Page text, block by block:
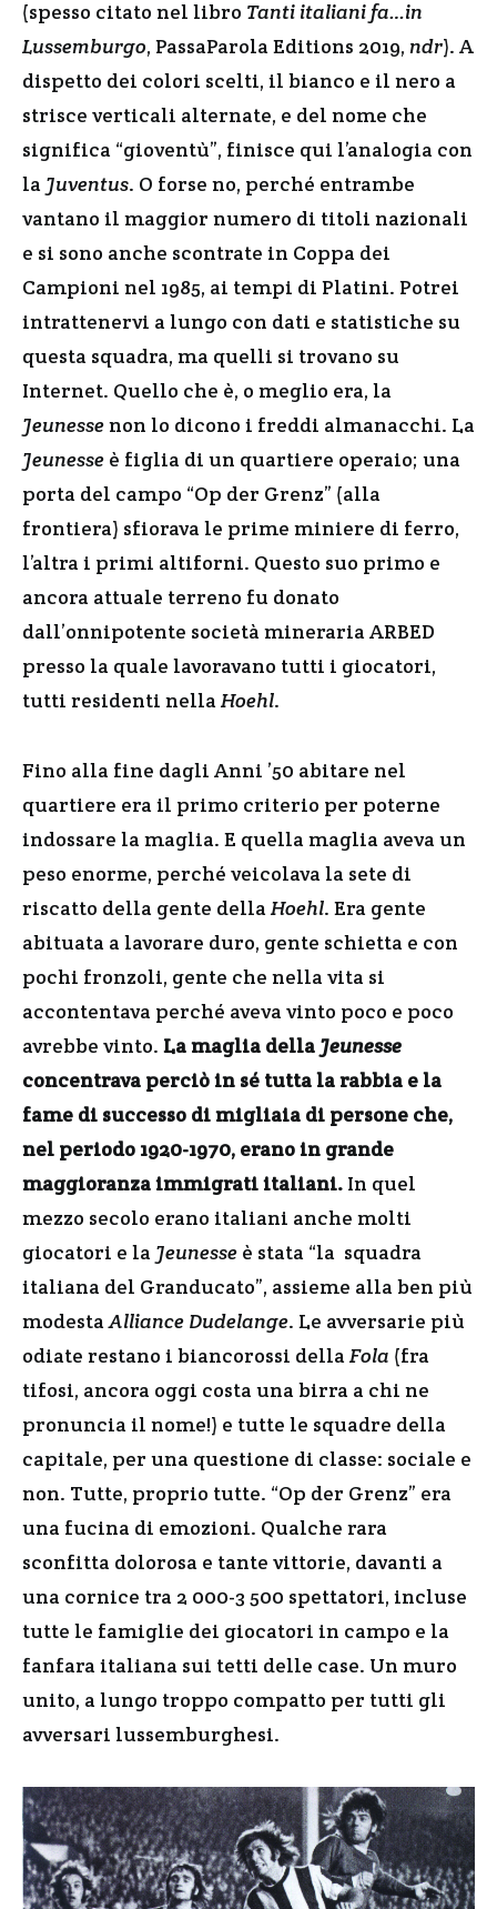
(spesso citato nel libro Tanti italiani fa…in
Lussemburgo, PassaParola Editions 2019, ndr). A
dispetto dei colori scelti, il bianco e il nero a
strisce verticali alternate, e del nome che
significa “gioventù”, finisce qui l’analogia con
la Juventus. O forse no, perché entrambe
vantano il maggior numero di titoli nazionali
e si sono anche scontrate in Coppa dei
Campioni nel 1985, ai tempi di Platini. Potrei
intrattenervi a lungo con dati e statistiche su
questa squadra, ma quelli si trovano su
Internet. Quello che è, o meglio era, la
Jeunessenon lo dicono i freddi almanacchi. La
Jeunesse è figlia di un quartiere operaio; una
porta del campo “Op der Grenz” (alla
frontiera) sfiorava le prime miniere di ferro,
l’altra i primi altiforni. Questo suo primo e
ancora attuale terreno fu donato
dall’onnipotente società mineraria ARBED
presso la quale lavoravano tutti i giocatori,
tutti residenti nella Hoehl.
Fino alla fine dagli Anni ’50 abitare nel
quartiere era il primo criterio per poterne
indossare la maglia. E quella maglia aveva un
peso enorme, perché veicolava la sete di
riscatto della gente della Hoehl. Era gente
abituata a lavorare duro, gente schietta e con
pochi fronzoli, gente che nella vita si
accontentava perché aveva vinto poco e poco
avrebbe vinto. La maglia della Jeunesse
concentrava perciò in sé tutta la rabbia e la
fame di successo di migliaia di persone che,
nel periodo 1920-1970, erano in grande
maggioranza immigrati italiani. In quel
mezzo secolo erano italiani anche molti
giocatori e la Jeunesse è stata “la squadra
italiana del Granducato”, assieme alla ben più
modestaAlliance Dudelange. Le avversarie più
odiate restano i biancorossi della Fola (fra
tifosi, ancora oggi costa una birra a chi ne
pronuncia il nome!) e tutte le squadre della
capitale, per una questione di classe: sociale e
non. Tutte, proprio tutte. “Op der Grenz” era
una fucina di emozioni. Qualche rara
sconfitta dolorosa e tante vittorie, davanti a
una cornice tra 2 000-3 500 spettatori, incluse
tutte le famiglie dei giocatori in campo e la
fanfara italiana sui tetti delle case. Un muro
unito, a lungo troppo compatto per tutti gli
avversari lussemburghesi.